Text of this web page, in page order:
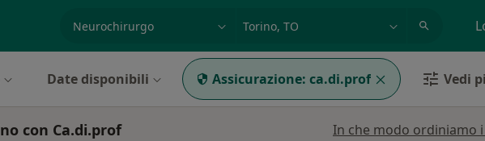
Date disponibili Assicurazione: ca.di.prof Vedi
con Ca.di.prof In che modo ordiniamo